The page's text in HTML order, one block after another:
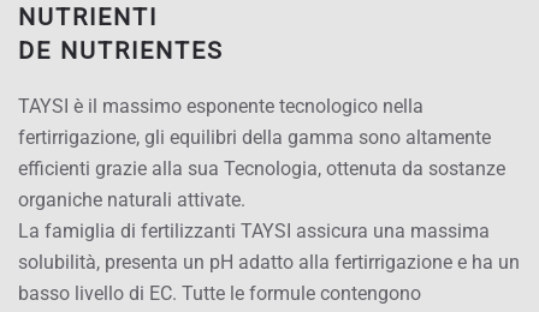
NUTRIENTI
DE NUTRIENTES
TAYSI è il massimo esponente tecnologico nella
fertirrigazione, gli equilibri della gamma sono altamente
efficienti grazie alla sua Tecnologia, ottenuta da sostanze
organiche naturali attivate.
La famiglia di fertilizzanti TAYSI assicura una massima
solubilità, presenta un pH adatto alla fertirrigazione e ha un
basso livello di EC. Tutte le formule contengono